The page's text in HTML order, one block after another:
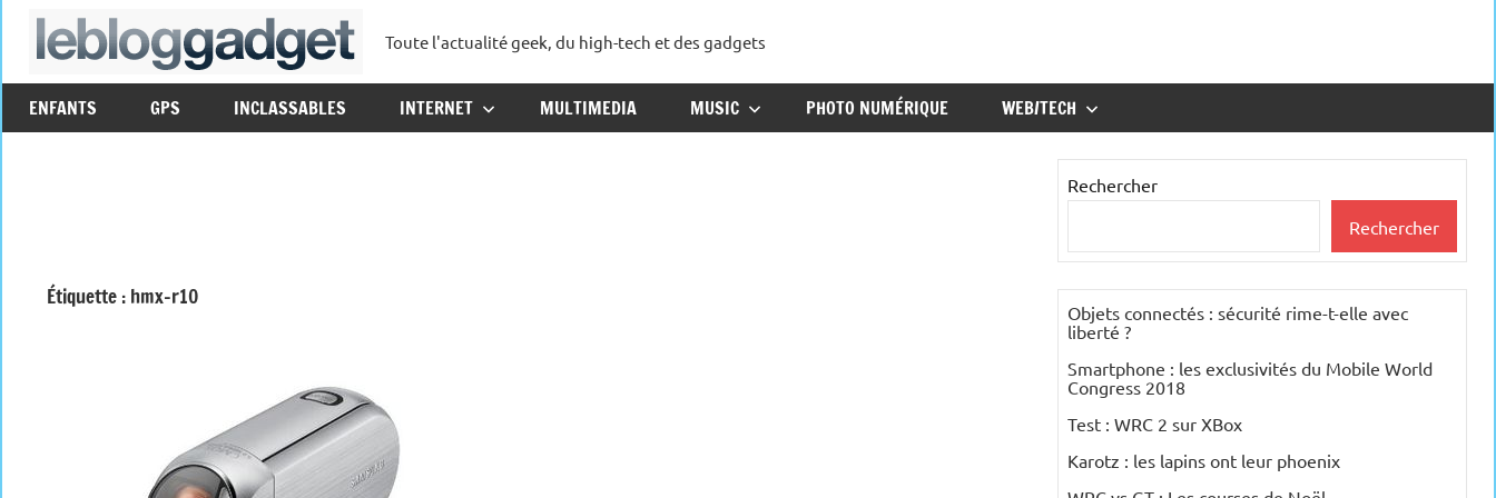
Aller
lebloggadget
Toute l'actualité geek, du high-tech et des gadgets
ENFANTS GPS INCLASSABLES INTERNET MULTIMEDIA MUSIC PHOTO NUMÉRIQUE WEB/TECH
Étiquette : hmx-r10
Rechercher
Rechercher
Objets connectés : sécurité rime-t-elle avec
liberté ?
Smartphone : les exclusivités du Mobile World
Congress 2018
Test : WRC 2 sur XBox
Karotz : les lapins ont leur phoenix